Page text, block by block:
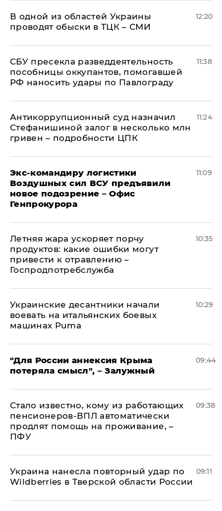
В одной из областей Украины
проводят обыски в ТЦК – СМИ
12:20
СБУ пресекла разведдеятельность
пособницы оккупантов, помогавшей
РФ наносить удары по Павлограду
11:38
Антикоррупционный суд назначил
Стефанишиной залог в несколько млн
гривен – подробности ЦПК
11:24
Экс-командиру логистики
Воздушных сил ВСУ предъявили
новое подозрение – Офис
Генпрокурора
11:09
Летняя жара ускоряет порчу
продуктов: какие ошибки могут
привести к отравлению –
Госпродпотребслужба
10:35
Украинские десантники начали
воевать на итальянских боевых
машинах Puma
10:29
"Для России аннексия Крыма
потеряла смысл", – Залужный
09:44
Стало известно, кому из работающих
пенсионеров-ВПЛ автоматически
продлят помощь на проживание, –
ПФУ
09:38
Украина нанесла повторный удар по
Wildberries в Тверской области России
09:11